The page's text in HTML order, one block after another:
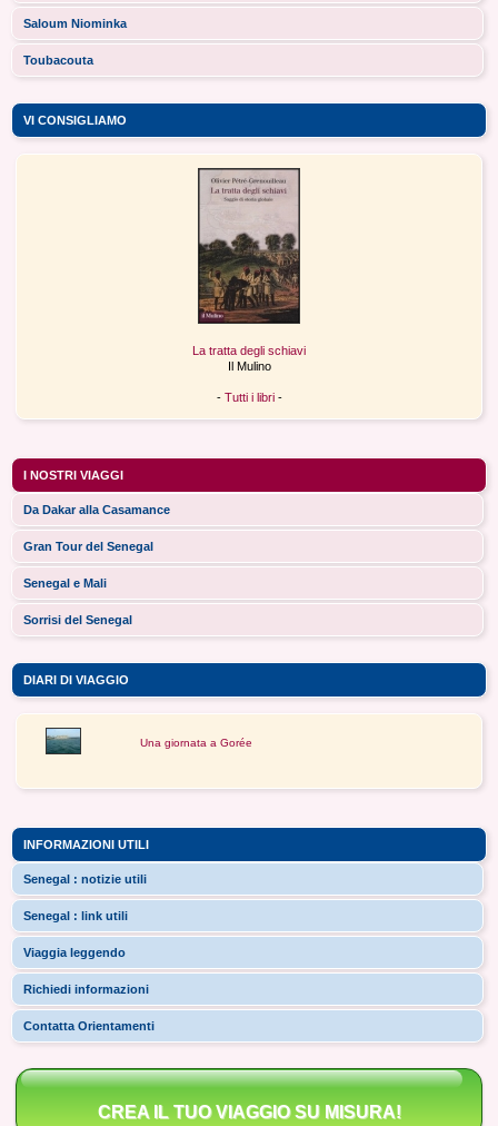
Saloum Niominka
Toubacouta
VI CONSIGLIAMO
La tratta degli schiavi
Il Mulino
- Tutti i libri-
I NOSTRI VIAGGI
Da Dakar alla Casamance
Gran Tour del Senegal
Senegal e Mali
Sorrisi del Senegal
DIARI DI VIAGGIO
Una giornata a Gorée
INFORMAZIONI UTILI
Senegal : notizie utili
Senegal : link utili
Viaggia leggendo
Richiedi informazioni
Contatta Orientamenti
CREA IL TUO VIAGGIO SU MISURA!